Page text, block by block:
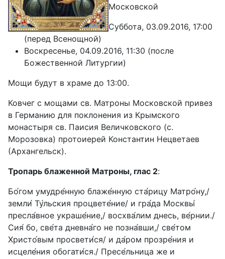
Московской
Суббота, 03.09.2016, 17:00
(перед Всенощной)
Воскресенье, 04.09.2016, 11:30 (после
Божественной Литургии)
Мощи будут в храме до 13:00.
Ковчег с мощами св. Матроны Московской привез
в Германию для поклонения из Крымского
монастыря св. Паисия Величковского (с.
Морозовка) протоиерей Константин Нецветаев
(Архангельск).
Тропарь блаженной Матроны, глас 2:
Бо́гом умудре́нную блаже́нную ста́рицу Матро́ну,/
земли́ Ту́льския процвете́ние/ и гра́да Москвы́
пресла́вное украше́ние,/ восхва́лим днесь, ве́рнии./
Сия́ бо, све́та дневна́го не позна́вши,/ све́том
Христо́вым просвети́ся/ и да́ром прозре́ния и
исцеле́ния обогати́ся./ Пресе́льница же и